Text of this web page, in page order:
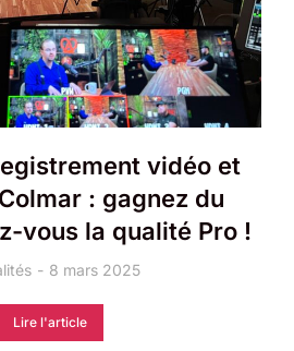
vidéo et
: gagnez du
vous la qualité Pro !
8 mars 2025
Lire l'article